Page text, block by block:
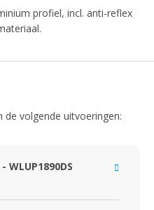
profiel, incl. anti-reflex
volgende uitvoeringen: